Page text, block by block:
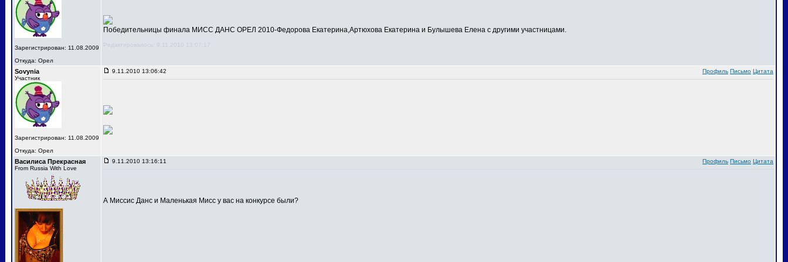
Зарегистрирован: 11.08.2009
Откуда: Орел
Победительницы финала МИСС ДАНС ОРЕЛ 2010-Федорова Екатерина,Артюхова Екатерина и Булышева Елена с другими участницами.
Редактировалось: 9.11.2010 13:07:17
Sovynia
Участник
Зарегистрирован: 11.08.2009
Откуда: Орел
9.11.2010 13:06:42 Профиль Письмо Цитата
Василиса Прекрасная
From Russia With Love
9.11.2010 13:16:11 Профиль Письмо Цитата
А Миссис Данс и Маленькая Мисс у вас на конкурсе были?